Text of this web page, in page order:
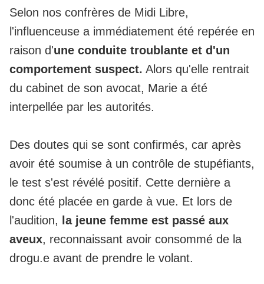
Selon nos confrères de Midi Libre,
l'influenceuse a immédiatement été repérée en
raison d'une conduite troublante et d'un
comportement suspect. Alors qu'elle rentrait
du cabinet de son avocat, Marie a été
interpellée par les autorités.
Des doutes qui se sont confirmés, car après
avoir été soumise à un contrôle de stupéfiants,
le test s'est révélé positif. Cette dernière a
donc été placée en garde à vue. Et lors de
l'audition,
la jeune femme est passé aux
aveux, reconnaissant avoir consommé de la
drogu.e avant de prendre le volant.